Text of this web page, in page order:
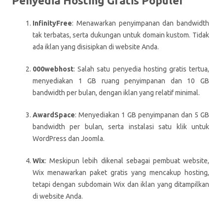
InfinityFree: Menawarkan penyimpanan dan bandwidth
tak terbatas, serta dukungan untuk domain kustom. Tidak
ada iklan yang disisipkan di website Anda.
000webhost: Salah satu penyedia hosting gratis tertua,
menyediakan 1 GB ruang penyimpanan dan 10 GB
bandwidth per bulan, dengan iklan yang relatif minimal.
AwardSpace: Menyediakan 1 GB penyimpanan dan 5 GB
bandwidth per bulan, serta instalasi satu klik untuk
WordPress dan Joomla.
Wix: Meskipun lebih dikenal sebagai pembuat website,
Wix menawarkan paket gratis yang mencakup hosting,
tetapi dengan subdomain Wix dan iklan yang ditampilkan
di website Anda.